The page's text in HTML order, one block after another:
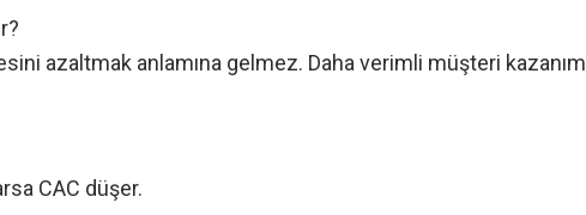
azaltmak anlamına gelmez. Daha verimli müşteri kazanım
CAC düşer.